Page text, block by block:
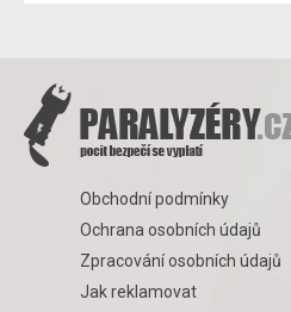
Obchodní podmínky
Ochrana osobních údajů
Zpracování osobních údajů
Jak reklamovat